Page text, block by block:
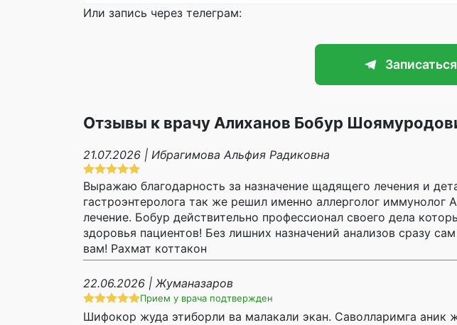
Или запись через телеграм:
Записаться
Отзывы к врачу Алиханов Бобур
21.07.2026 | Ибрагимова Альфия Радиковна
Выражаю благодарность за назначение щадящего лечения и
гастроэнтеролога так же решил именно аллерголог
лечение. Бобур действительно профессионал своего дела
здоровья пациентов! Без лишних назначений анализов сразу
вам! Рахмат коттакон
22.06.2026 | Жуманазаров
Прием у врача подтвержден
Шифокор жуда этиборли ва малакали экан. Саволларимга аник